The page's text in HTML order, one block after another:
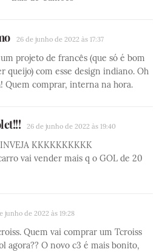
26 de junho de 2022 às 17:37
projeto de francês (que só é bom
queijo) com esse design indiano. Oh
Quem comprar, interna na hora.
26 de junho de 2022 às 19:40
KKKKKKKKKK
vai vender mais q o GOL de 20
junho de 2022 às 19:28
Quem vai comprar um Tcroiss
agora?? O novo c3 é mais bonito,